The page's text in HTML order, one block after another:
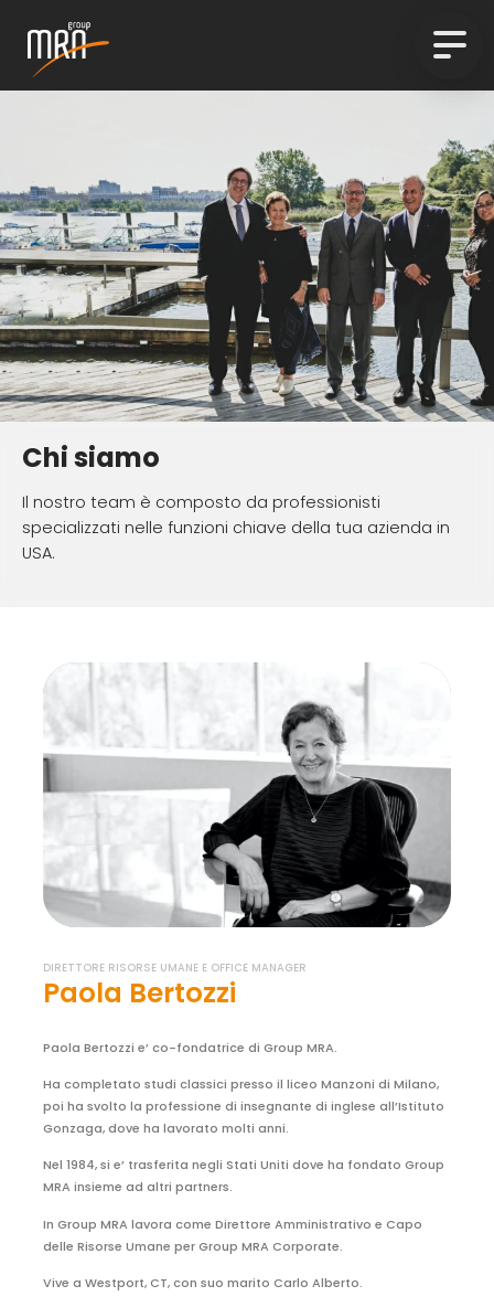
Chi siamo
Il nostro team è composto da professionisti
specializzati nelle funzioni chiave della tua azienda in
USA.
DIRETTORE RISORSE UMANE E OFFICE MANAGER
Paola Bertozzi
Paola Bertozzi e’ co-fondatrice di Group MRA.
Ha completato studi classici presso il liceo Manzoni di Milano,
poi ha svolto la professione di insegnante di inglese all’Istituto
Gonzaga, dove ha lavorato molti anni.
Nel 1984, si e’ trasferita negli Stati Uniti dove ha fondato Group
MRA insieme ad altri partners.
In Group MRA lavora come Direttore Amministrativo e Capo
delle Risorse Umane per Group MRA Corporate.
Vive a Westport, CT, con suo marito Carlo Alberto.